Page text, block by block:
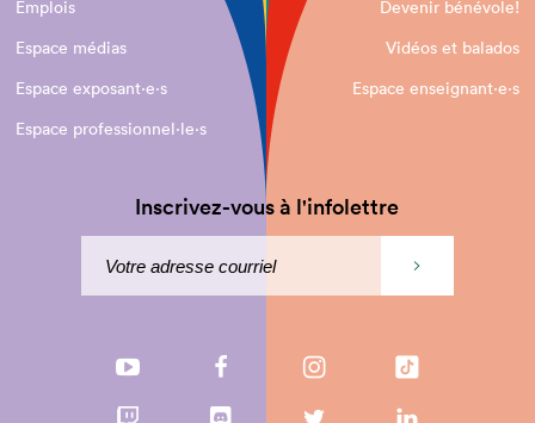
Emplois
Devenir bénévole!
Espace médias
Vidéos et balados
Espace exposant·e⋅s
Espace enseignant·e⋅s
Espace professionnel·le⋅s
Inscrivez-vous à l'infolettre